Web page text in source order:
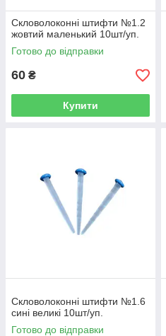
Скловолоконні штифти №1.2
жовтий маленький 10шт/уп.
Готово до відправки
60 ₴
Купити
Скловолоконні штифти №1.6
сині великі 10шт/уп.
Готово до відправки